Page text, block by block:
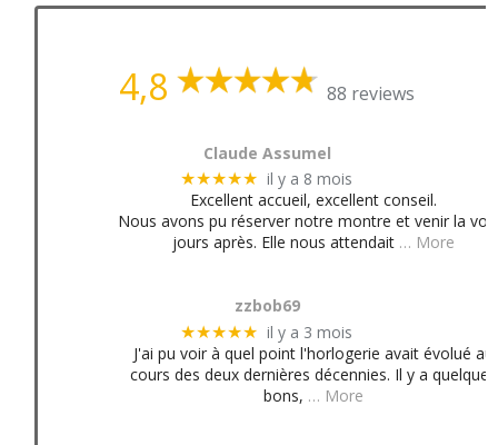
4,8 88 reviews
Claude Assumel
★★★★★ il y a 8 mois
Excellent accueil, excellent conseil.
Nous avons pu réserver notre montre et venir la
jours après. Elle nous attendait … More
zzbob69
★★★★★ il y a 3 mois
J'ai pu voir à quel point l'horlogerie avait évolué au
cours des deux dernières décennies. Il y a quelques
bons, … More